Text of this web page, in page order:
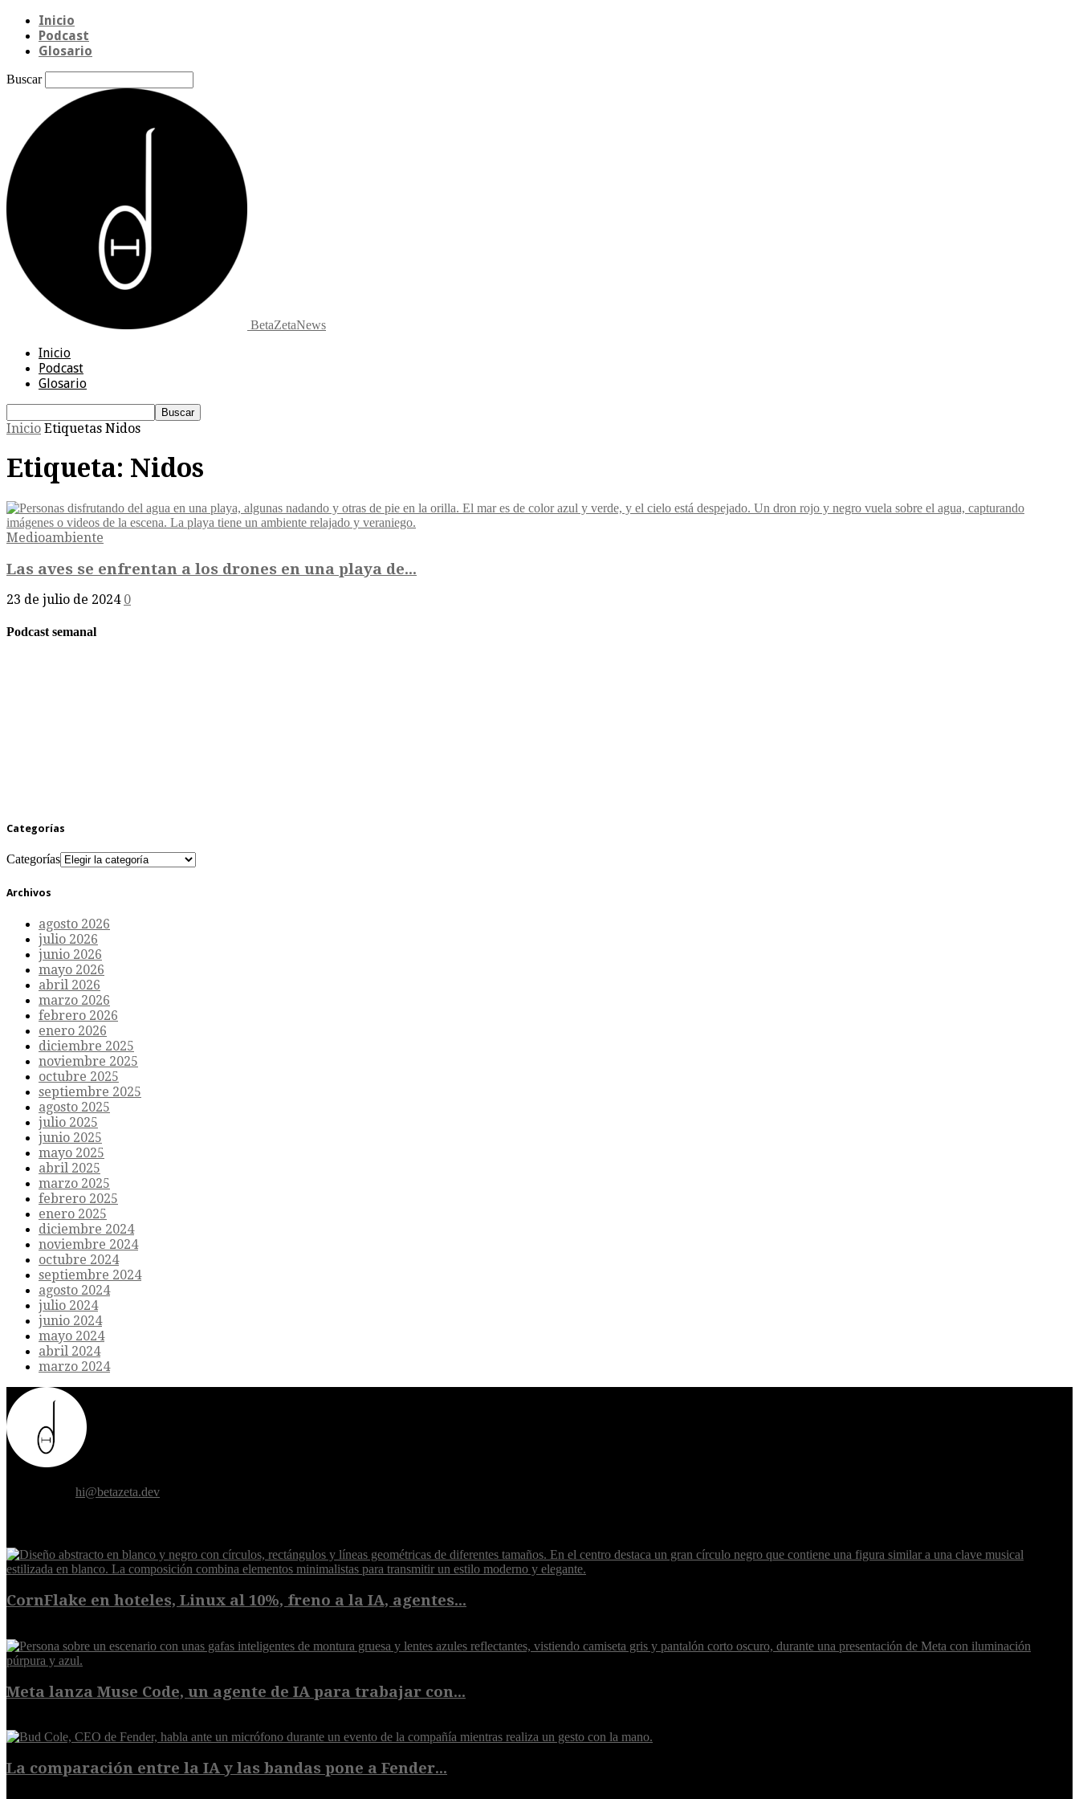
Inicio
Podcast
Glosario
Buscar
BetaZetaNews
Inicio
Podcast
Glosario
Inicio Etiquetas Nidos
Etiqueta: Nidos
Medioambiente
Las aves se enfrentan a los drones en una playa de...
23 de julio de 2024 0
Podcast semanal
Categorías
Categorías
Archivos
agosto 2026
julio 2026
junio 2026
mayo 2026
abril 2026
marzo 2026
febrero 2026
enero 2026
diciembre 2025
noviembre 2025
octubre 2025
septiembre 2025
agosto 2025
julio 2025
junio 2025
mayo 2025
abril 2025
marzo 2025
febrero 2025
enero 2025
diciembre 2024
noviembre 2024
octubre 2024
septiembre 2024
agosto 2024
julio 2024
junio 2024
mayo 2024
abril 2024
marzo 2024
hi@betazeta.dev
CornFlake en hoteles, Linux al 10%, freno a la IA, agentes...
Meta lanza Muse Code, un agente de IA para trabajar con...
La comparación entre la IA y las bandas pone a Fender...